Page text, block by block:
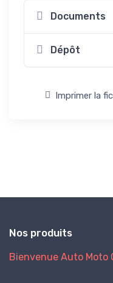
Documents
Dépôt
Imprimer la
Nos produits
Bienvenue Auto Moto